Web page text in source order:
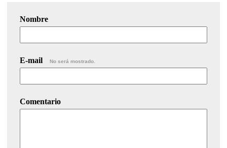
Nombre
E-mail No será mostrado.
Comentario